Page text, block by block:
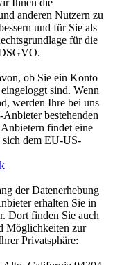
Ihnen die
anderen Nutzern zu
und für Sie als
für die
ob Sie ein Konto
sind. Wenn
werden Ihre bei uns
bestehenden
findet eine
sich dem EU-US-
der Datenerhebung
erhalten Sie in
Dort finden Sie auch
Möglichkeiten zur
Privatsphäre: